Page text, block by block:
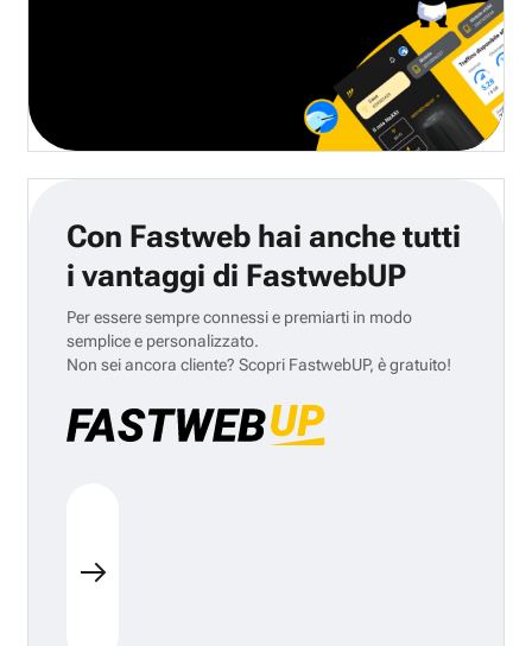
Con Fastweb hai anche tutti
i vantaggi di FastwebUP
Per essere sempre connessi e premiarti in modo
semplice e personalizzato.
Non sei ancora cliente? Scopri FastwebUP, è gratuito!